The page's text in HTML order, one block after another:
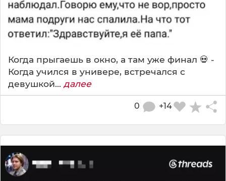
Когда прыгаешь в окно, а там уже финал 💀 -
Когда учился в универе, встречался с
девушкой... далее
+14
0